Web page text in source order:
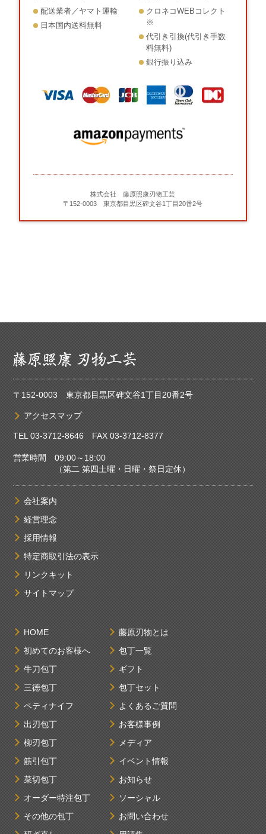
配送業者／ヤマト運輸
日本国内送料無料
クロネコWEBコレクト
※
代引き引換(代引き手数
料無料)
銀行振り込み
株式会社 藤原照康刃物工芸
〒152-0003 東京都目黒区碑文谷1丁目20番2号
〒152-0003 東京都目黒区碑文谷1丁目20番2号
アクセスマップ
TEL03-3712-8646FAX 03-3712-8377
営業時間 09:00～18:00
（第二 第四土曜・日曜・祭日定休）
会社案内
経営理念
採用情報
特定商取引法の表示
リンクキット
サイトマップ
HOME
初めてのお客様へ
牛刀包丁
三徳包丁
ペティナイフ
出刃包丁
柳刃包丁
筋引包丁
菜切包丁
オーダー特注包丁
その他の包丁
藤原刃物とは
包丁一覧
ギフト
包丁セット
よくあるご質問
お客様事例
メディア
イベント情報
お知らせ
ソーシャル
お問い合わせ